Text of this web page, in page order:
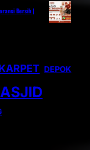
Bersih |
DEPOK